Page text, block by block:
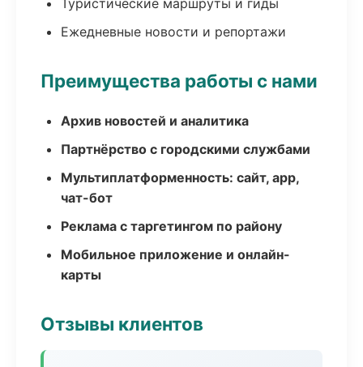
Туристические маршруты и гиды
Ежедневные новости и репортажи
Преимущества работы с нами
Архив новостей и аналитика
Партнёрство с городскими службами
Мультиплатформенность: сайт, app,
чат-бот
Реклама с таргетингом по району
Мобильное приложение и онлайн-
карты
Отзывы клиентов